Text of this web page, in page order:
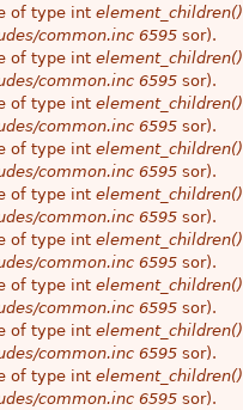
of type int element_children()
common.inc 6595 sor).
of type int element_children()
common.inc 6595 sor).
of type int element_children()
common.inc 6595 sor).
of type int element_children()
common.inc 6595 sor).
of type int element_children()
common.inc 6595 sor).
of type int element_children()
common.inc 6595 sor).
of type int element_children()
common.inc 6595 sor).
of type int element_children()
common.inc 6595 sor).
of type int element_children()
common.inc 6595 sor).